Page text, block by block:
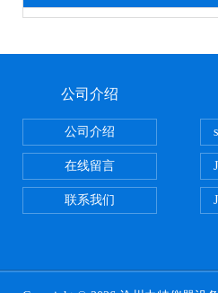
公司介绍
公司介绍
在线留言
联系我们